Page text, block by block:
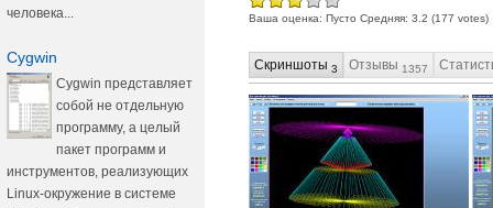
человека...
Cygwin
Cygwin представляет
собой не отдельную
программу, а целый
пакет программ и
инструментов, реализующих
Linux-окружение в системе
Ваша оценка: Пусто Средняя: 3.2 (177 votes)
Скриншоты 3 Отзывы 1357